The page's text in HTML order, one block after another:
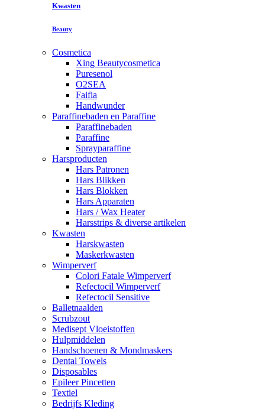
Kwasten
Beauty
Cosmetica
Xing Beautycosmetica
Puresenol
O2SEA
Faifia
Handwunder
Paraffinebaden en Paraffine
Paraffinebaden
Paraffine
Sprayparaffine
Harsproducten
Hars Patronen
Hars Blikken
Hars Blokken
Hars Apparaten
Hars / Wax Heater
Harsstrips & diverse artikelen
Kwasten
Harskwasten
Maskerkwasten
Wimperverf
Colori Fatale Wimperverf
Refectocil Wimperverf
Refectocil Sensitive
Balletnaalden
Scrubzout
Medisept Vloeistoffen
Hulpmiddelen
Handschoenen & Mondmaskers
Dental Towels
Disposables
Epileer Pincetten
Textiel
Bedrijfs Kleding